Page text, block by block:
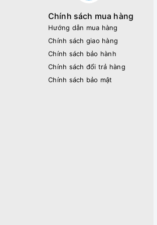
Chính sách mua hàng
Hướng dẫn mua hàng
Chính sách giao hàng
Chính sách bảo hành
Chính sách đổi trả hàng
Chính sách bảo mật